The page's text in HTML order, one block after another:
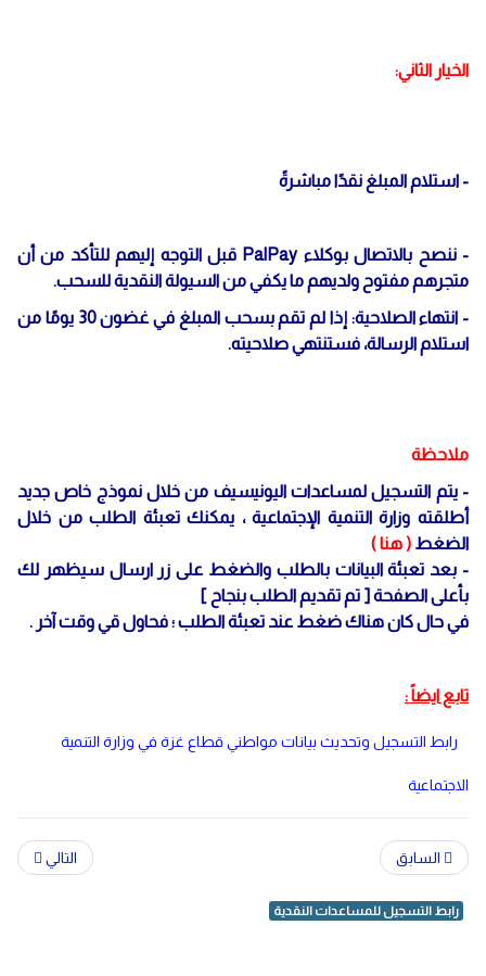
الخيار الثاني:
- استلام المبلغ نقدًا مباشرةً
- ننصح بالاتصال بوكلاء PalPay قبل التوجه إليهم للتأكد من أن
متجرهم مفتوح ولديهم ما يكفي من السيولة النقدية للسحب.
- انتهاء الصلاحية: إذا لم تقم بسحب المبلغ في غضون 30 يومًا من
استلام الرسالة، فستنتهي صلاحيته.
ملاحظة
- يتم التسجيل لمساعدات اليونيسيف من خلال نموذج خاص جديد
أطلقته وزارة التنمية الإجتماعية ، يمكنك تعبئة الطلب من خلال
الضغط ( هنا)
- بعد تعبئة البيانات بالطلب والضغط على زر ارسال سيظهر لك
بأعلى الصفحة [ تم تقديم الطلب بنجاح ]
في حال كان هناك ضغط عند تعبئة الطلب ؛ فحاول قي وقت آخر .
تابع ايضاً :
رابط التسجيل وتحديث بيانات مواطني قطاع غزة في وزارة التنمية
الاجتماعية
السابق التالي
رابط التسجيل للمساعدات النقدية